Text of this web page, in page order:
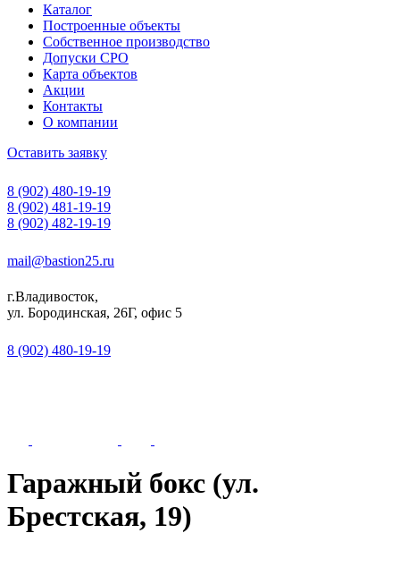
Каталог
Построенные объекты
Собственное производство
Допуски СРО
Карта объектов
Акции
Контакты
О компании
Оставить заявку
8 (902) 480-19-19
8 (902) 481-19-19
8 (902) 482-19-19
mail@bastion25.ru
г.Владивосток,
ул. Бородинская, 26Г, офис 5
8 (902) 480-19-19
Гаражный бокс (ул.
Брестская, 19)